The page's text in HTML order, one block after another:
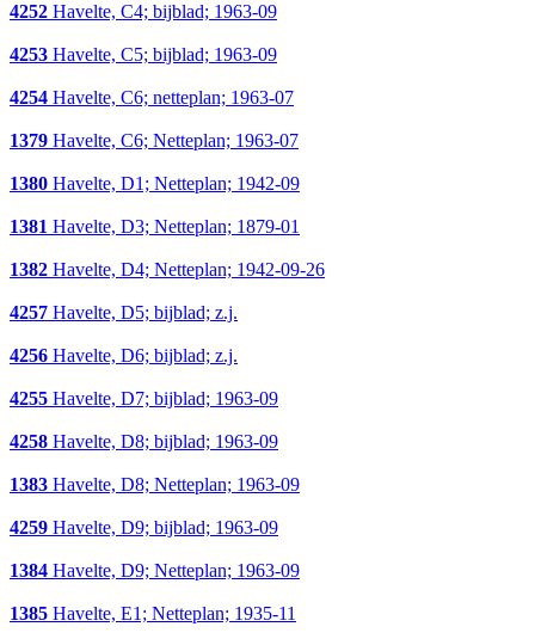
4252 Havelte, C4; bijblad; 1963-09
4253 Havelte, C5; bijblad; 1963-09
4254 Havelte, C6; netteplan; 1963-07
1379 Havelte, C6; Netteplan; 1963-07
1380 Havelte, D1; Netteplan; 1942-09
1381 Havelte, D3; Netteplan; 1879-01
1382 Havelte, D4; Netteplan; 1942-09-26
4257 Havelte, D5; bijblad; z.j.
4256 Havelte, D6; bijblad; z.j.
4255 Havelte, D7; bijblad; 1963-09
4258 Havelte, D8; bijblad; 1963-09
1383 Havelte, D8; Netteplan; 1963-09
4259 Havelte, D9; bijblad; 1963-09
1384 Havelte, D9; Netteplan; 1963-09
1385 Havelte, E1; Netteplan; 1935-11